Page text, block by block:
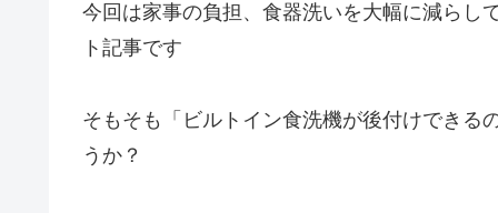
今回は家事の負担、食器洗いを大幅に減らし
ト記事です
そもそも「ビルトイン食洗機が後付けできる
うか？